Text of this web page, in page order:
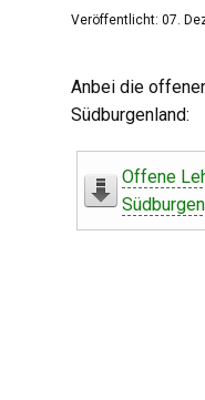
Veröffentlicht: 07.
Anbei die
Südburgenland:
Offene